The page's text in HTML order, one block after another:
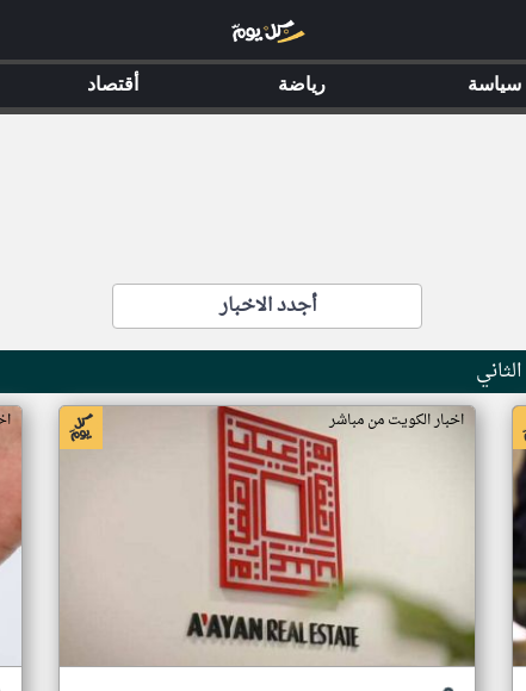
أجدد الاخبار
اخبار الكويت من مباشر
سياسة رياضة أقتصاد